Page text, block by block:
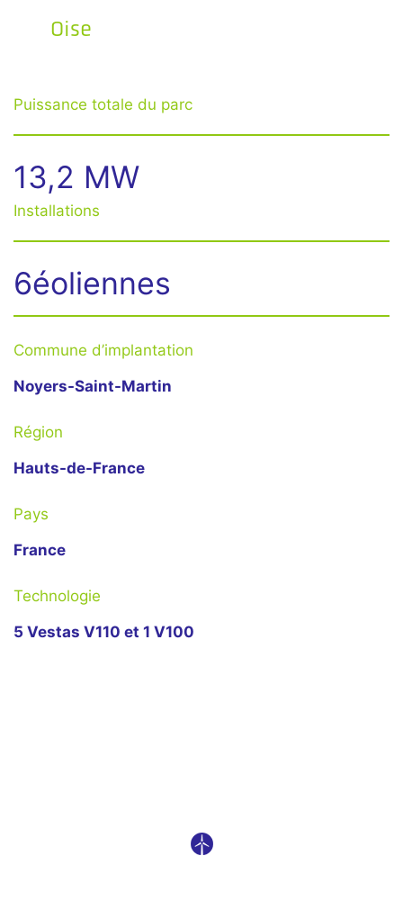
Oise
Puissance totale du parc
13,2 MW
Installations
6éoliennes
Commune d’implantation
Noyers-Saint-Martin
Région
Hauts-de-France
Pays
France
Technologie
5 Vestas V110 et 1 V100